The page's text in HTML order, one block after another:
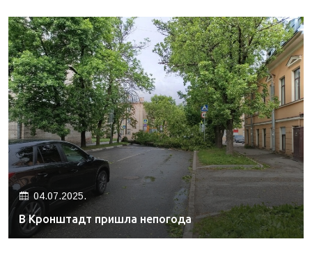
04.07.2025.
В Кронштадт пришла непогода